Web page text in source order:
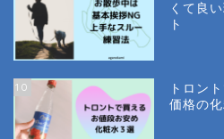
くて良
ト
10
トロン
価格の